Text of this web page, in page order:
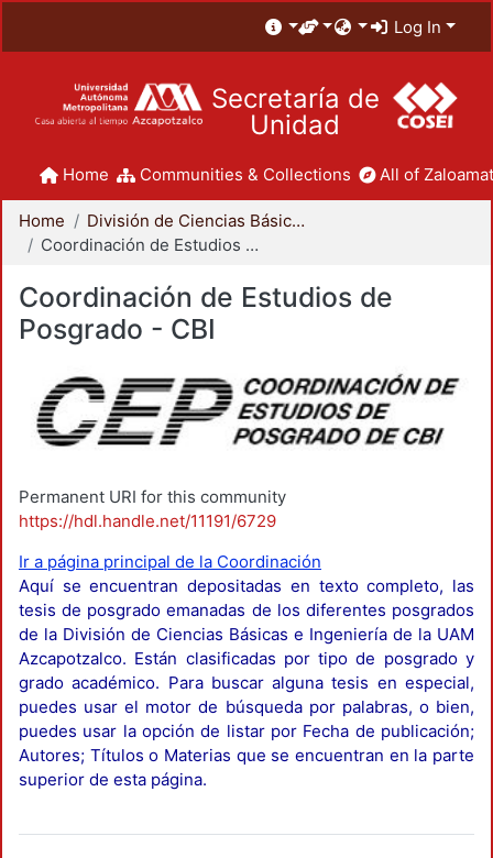
Log In
Secretaría de
Unidad
Home Communities & Collections All of
Home
División de Ciencias Básicas e Ingeniería
Coordinación de Estudios de Posgrado - CBI
Coordinación de Estudios de
Posgrado - CBI
Permanent URI for this community
https://hdl.handle.net/11191/6729
Ir a página principal de la Coordinación
Aquí se encuentran depositadas en texto completo, las
tesis de posgrado emanadas de los diferentes posgrados
de la División de Ciencias Básicas e Ingeniería de la UAM
Azcapotzalco. Están clasificadas por tipo de posgrado y
grado académico. Para buscar alguna tesis en especial,
puedes usar el motor de búsqueda por palabras, o bien,
puedes usar la opción de listar por Fecha de publicación;
Autores; Títulos o Materias que se encuentran en la parte
superior de esta página.